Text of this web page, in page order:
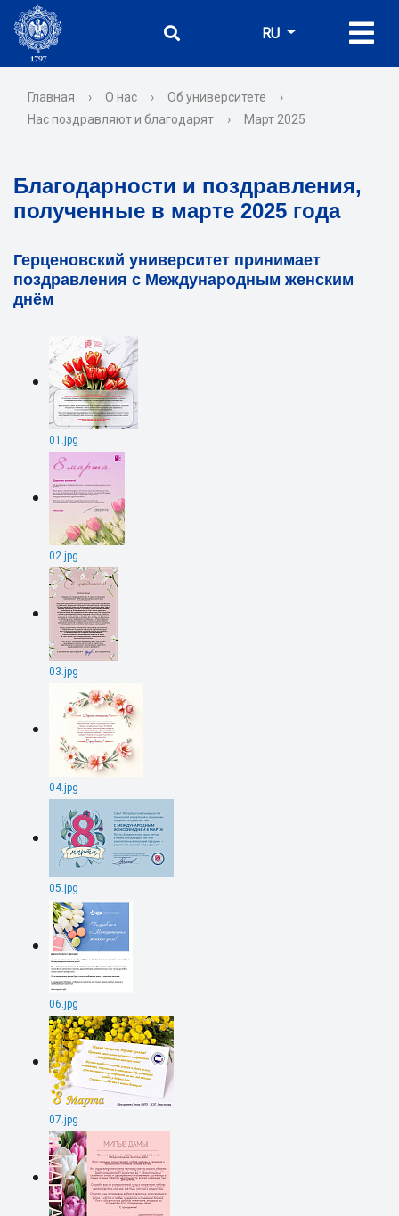
RU
Главная › О нас › Об университете
›
Нас поздравляют и благодарят
› Март 2025
Благодарности и поздравления,
полученные в марте 2025 года
Герценовский университет принимает
поздравления с Международным женским
днём
01.jpg
02.jpg
03.jpg
04.jpg
05.jpg
06.jpg
07.jpg